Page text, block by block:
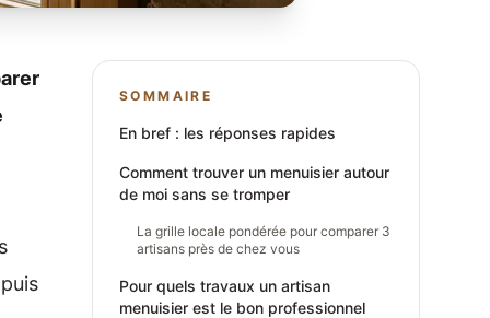
SOMMAIRE
En bref : les réponses rapides
Comment trouver un menuisier autour
de moi sans se tromper
La grille locale pondérée pour comparer 3
artisans près de chez vous
Pour quels travaux un artisan
menuisier est le bon professionnel